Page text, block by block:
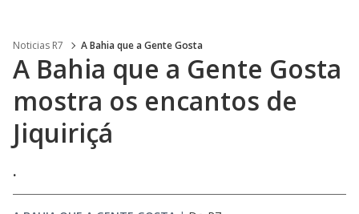
Noticias R7 A Bahia que a Gente Gosta
A Bahia que a Gente Gosta
mostra os encantos de
Jiquiriçá
.